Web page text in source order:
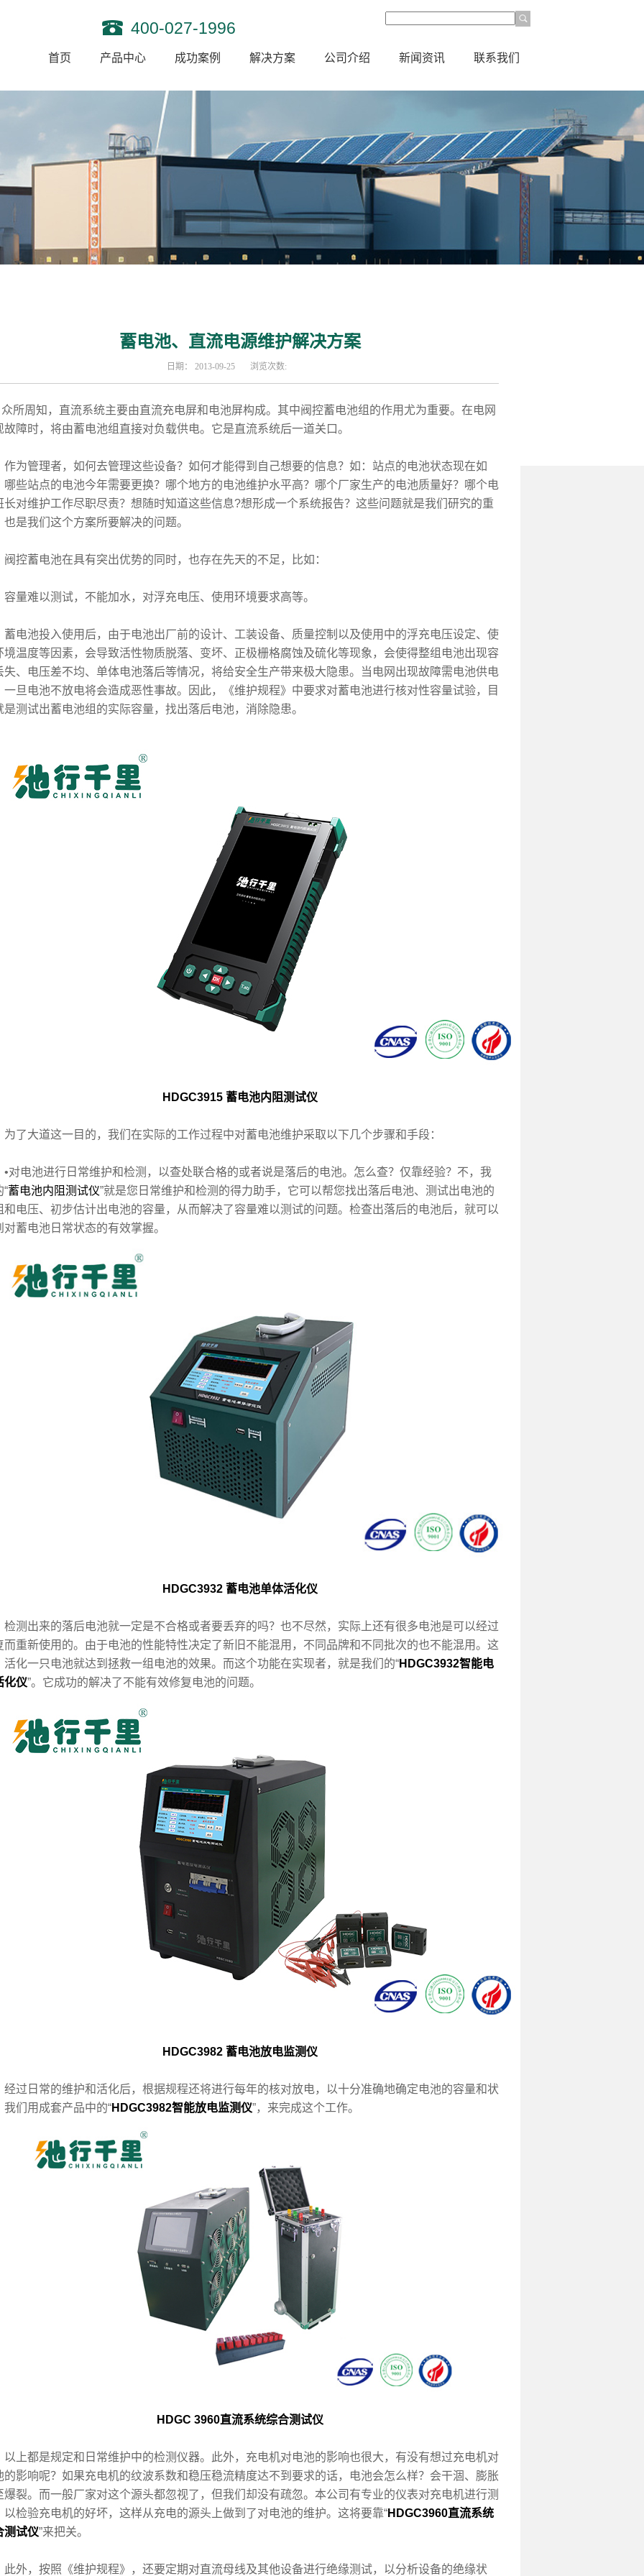
400-027-1996
首页 产品中心 成功案例 解决方案 公司介绍 新闻资讯 联系我们
蓄电池、直流电源维护解决方案
日期： 2013-09-25 浏览次数:
周知，直流系统主要由直流充电屏和电池屏构成。其中阀控蓄电池组的作用尤为重要。在电网
故障时，将由蓄电池组直接对负载供电。它是直流系统后一道关口。
管理者，如何去管理这些设备？如何才能得到自己想要的信息？如：站点的电池状态现在如
哪些站点的电池今年需要更换？哪个地方的电池维护水平高？哪个厂家生产的电池质量好？哪个电
长对维护工作尽职尽责？想随时知道这些信息?想形成一个系统报告？这些问题就是我们研究的重
也是我们这个方案所要解决的问题。
蓄电池在具有突出优势的同时，也存在先天的不足，比如：
难以测试，不能加水，对浮充电压、使用环境要求高等。
池投入使用后，由于电池出厂前的设计、工装设备、质量控制以及使用中的浮充电压设定、使
境温度等因素，会导致活性物质脱落、变坏、正极栅格腐蚀及硫化等现象，会使得整组电池出现容
失、电压差不均、单体电池落后等情况，将给安全生产带来极大隐患。当电网出现故障需电池供电
一旦电池不放电将会造成恶性事故。因此，《维护规程》中要求对蓄电池进行核对性容量试验，目
是测试出蓄电池组的实际容量，找出落后电池，消除隐患。
HDGC3915 蓄电池内阻测试仪
大道这一目的，我们在实际的工作过程中对蓄电池维护采取以下几个步骤和手段：
池进行日常维护和检测，以查处联合格的或者说是落后的电池。怎么查？仅靠经验？不，我
“蓄电池内阻测试仪”就是您日常维护和检测的得力助手，它可以帮您找出落后电池、测试出电池的
和电压、初步估计出电池的容量，从而解决了容量难以测试的问题。检查出落后的电池后，就可以
对蓄电池日常状态的有效掌握。
HDGC3932 蓄电池单体活化仪
出来的落后电池就一定是不合格或者要丢弃的吗？也不尽然，实际上还有很多电池是可以经过
而重新使用的。由于电池的性能特性决定了新旧不能混用，不同品牌和不同批次的也不能混用。这
活化一只电池就达到拯救一组电池的效果。而这个功能在实现者，就是我们的“HDGC3932智能电
化仪”。它成功的解决了不能有效修复电池的问题。
HDGC3982 蓄电池放电监测仪
日常的维护和活化后，根据规程还将进行每年的核对放电，以十分准确地确定电池的容量和状
我们用成套产品中的“HDGC3982智能放电监测仪”，来完成这个工作。
HDGC 3960直流系统综合测试仪
都是规定和日常维护中的检测仪器。此外，充电机对电池的影响也很大，有没有想过充电机对
的影响呢？如果充电机的纹波系数和稳压稳流精度达不到要求的话，电池会怎么样？会干涸、膨胀
爆裂。而一般厂家对这个源头都忽视了，但我们却没有疏忽。本公司有专业的仪表对充电机进行测
以检验充电机的好坏，这样从充电的源头上做到了对电池的维护。这将要靠“HDGC3960直流系统
测试仪”来把关。
，按照《维护规程》，还要定期对直流母线及其他设备进行绝缘测试，以分析设备的绝缘状